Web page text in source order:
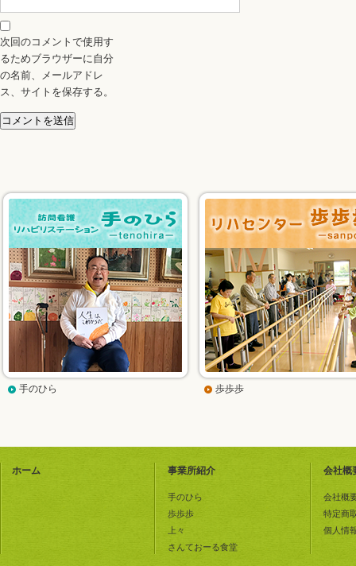
次回のコメントで使用す
るためブラウザーに自分
の名前、メールアドレ
ス、サイトを保存する。
手のひら 歩歩歩
ホーム 事業所紹介
手のひら
歩歩歩
上々
さんておーる食堂
会社概
会社概
特定商
個人情